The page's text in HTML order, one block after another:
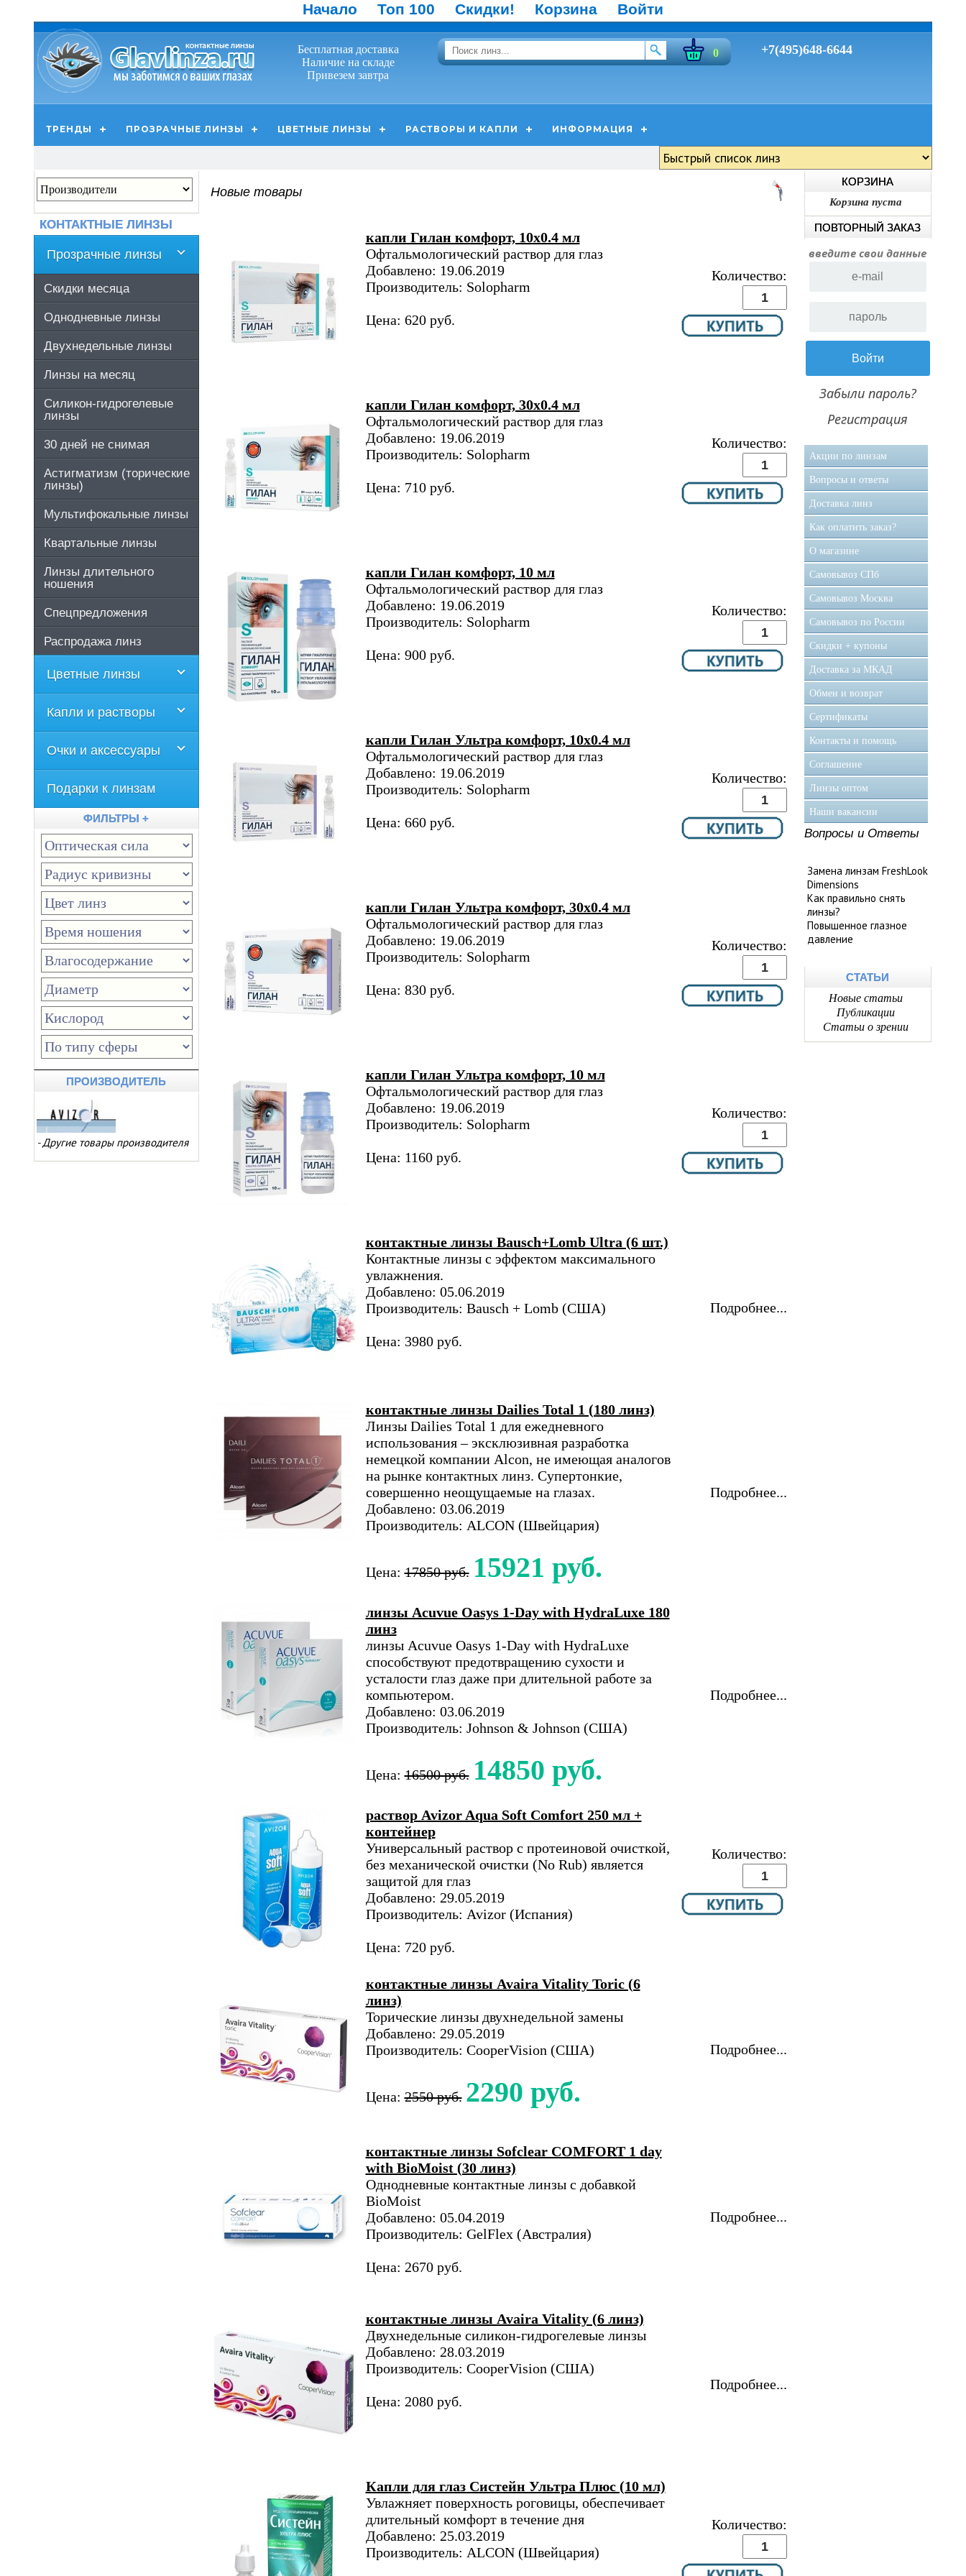
Начало Топ 100 Скидки! Корзина Войти
Бесплатная доставка
Наличие на складе
Привезем завтра
0 +7(495)648-6644
ТРЕНДЫ ПРОЗРАЧНЫЕ ЛИНЗЫ ЦВЕТНЫЕ ЛИНЗЫ РАСТВОРЫ И КАПЛИ ИНФОРМАЦИЯ
Новые товары
капли Гилан комфорт, 10х0.4 мл
Офтальмологический раствор для глаз
Добавлено: 19.06.2019
Производитель: Solopharm
Цена: 620 руб.
Количество:
капли Гилан комфорт, 30х0.4 мл
Офтальмологический раствор для глаз
Добавлено: 19.06.2019
Производитель: Solopharm
Цена: 710 руб.
Количество:
капли Гилан комфорт, 10 мл
Офтальмологический раствор для глаз
Добавлено: 19.06.2019
Производитель: Solopharm
Цена: 900 руб.
Количество:
капли Гилан Ультра комфорт, 10х0.4 мл
Офтальмологический раствор для глаз
Добавлено: 19.06.2019
Производитель: Solopharm
Цена: 660 руб.
Количество:
капли Гилан Ультра комфорт, 30х0.4 мл
Офтальмологический раствор для глаз
Добавлено: 19.06.2019
Производитель: Solopharm
Цена: 830 руб.
Количество:
капли Гилан Ультра комфорт, 10 мл
Офтальмологический раствор для глаз
Добавлено: 19.06.2019
Производитель: Solopharm
Цена: 1160 руб.
Количество:
контактные линзы Bausch+Lomb Ultra (6 шт.)
Контактные линзы с эффектом максимального
увлажнения.
Добавлено: 05.06.2019
Производитель: Bausch + Lomb (США)
Цена: 3980 руб.
Подробнее...
контактные линзы Dailies Total 1 (180 линз)
Линзы Dailies Total 1 для ежедневного
использования – эксклюзивная разработка
немецкой компании Alcon, не имеющая аналогов
на рынке контактных линз. Супертонкие,
совершенно неощущаемые на глазах.
Добавлено: 03.06.2019
Производитель: ALCON (Швейцария)
Цена:17850 руб. 15921 руб.
Подробнее...
линзы Acuvue Oasys 1-Day with HydraLuxe 180
линз
линзы Acuvue Oasys 1-Day with HydraLuxe
способствуют предотвращению сухости и
усталости глаз даже при длительной работе за
компьютером.
Добавлено: 03.06.2019
Производитель: Johnson & Johnson (США)
Цена:16500 руб. 14850 руб.
Подробнее...
раствор Avizor Aqua Soft Comfort 250 мл +
контейнер
Универсальный раствор с протеиновой очисткой,
без механической очистки (No Rub) является
защитой для глаз
Добавлено: 29.05.2019
Производитель: Avizor (Испания)
Цена: 720 руб.
Количество:
контактные линзы Avaira Vitality Toric (6
линз)
Торические линзы двухнедельной замены
Добавлено: 29.05.2019
Производитель: CooperVision (США)
Цена:2550 руб. 2290 руб.
Подробнее...
контактные линзы Sofclear COMFORT 1 day
with BioMoist (30 линз)
Однодневные контактные линзы с добавкой
BioMoist
Добавлено: 05.04.2019
Производитель: GelFlex (Австралия)
Цена: 2670 руб.
Подробнее...
контактные линзы Avaira Vitality (6 линз)
Двухнедельные силикон-гидрогелевые линзы
Добавлено: 28.03.2019
Производитель: CooperVision (США)
Цена: 2080 руб.
Подробнее...
Капли для глаз Систейн Ультра Плюс (10 мл)
Увлажняет поверхность роговицы, обеспечивает
длительный комфорт в течение дня
Добавлено: 25.03.2019
Производитель: ALCON (Швейцария)
Количество:
КОНТАКТНЫЕ ЛИНЗЫ
Прозрачные линзы
Скидки месяца
Однодневные линзы
Двухнедельные линзы
Линзы на месяц
Силикон-гидрогелевые
линзы
30 дней не снимая
Астигматизм (торические
линзы)
Мультифокальные линзы
Квартальные линзы
Линзы длительного
ношения
Спецпредложения
Распродажа линз
Цветные линзы
Капли и растворы
Очки и аксессуары
Подарки к линзам
ФИЛЬТРЫ +
ПРОИЗВОДИТЕЛЬ
-Другие товары производителя
КОРЗИНА
Корзина пуста
ПОВТОРНЫЙ ЗАКАЗ
введите свои данные
Забыли пароль?
Регистрация
Акции по линзам
Вопросы и ответы
Доставка линз
Как оплатить заказ?
О магазине
Самовывоз CПб
Самовывоз Москва
Самовывоз по России
Скидки + купоны
Доставка за МКАД
Обмен и возврат
Сертификаты
Контакты и помощь
Соглашение
Линзы оптом
Наши вакансии
Вопросы и Ответы
Замена линзам FreshLook
Dimensions
Как правильно снять
линзы?
Повышенное глазное
давление
СТАТЬИ
Новые статьи
Публикации
Статьи о зрении